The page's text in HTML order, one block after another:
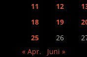
11
12
18
19
25
26
« Apr.
Juni »